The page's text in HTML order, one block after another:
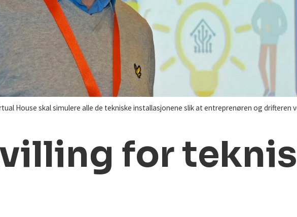
House skal simulere alle de tekniske installasjonene slik at entreprenøren og drifteren
for